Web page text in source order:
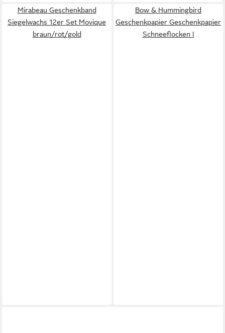
Mirabeau Geschenkband
Siegelwachs 12er Set Movique
braun/rot/gold
Bow & Hummingbird
Geschenkpapier Geschenkpapier
Schneeflocken I